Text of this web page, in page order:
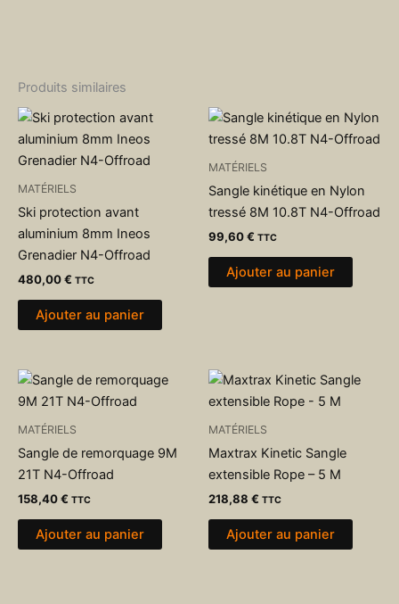
Produits similaires
MATÉRIELS
Ski protection avant
aluminium 8mm Ineos
Grenadier N4-Offroad
480,00€ TTC
Ajouter au panier
MATÉRIELS
Sangle kinétique en Nylon
tressé 8M 10.8T N4-Offroad
99,60€ TTC
Ajouter au panier
MATÉRIELS
Sangle de remorquage 9M
21T N4-Offroad
158,40€ TTC
Ajouter au panier
MATÉRIELS
Maxtrax Kinetic Sangle
extensible Rope – 5 M
218,88 € TTC
Ajouter au panier